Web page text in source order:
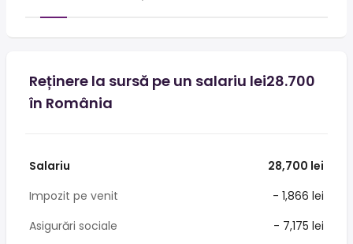
Reținere la sursă pe un salariu lei28.700
în România
Salariu
28,700 lei
Impozit pe venit
- 1,866 lei
Asigurări sociale
- 7,175 lei